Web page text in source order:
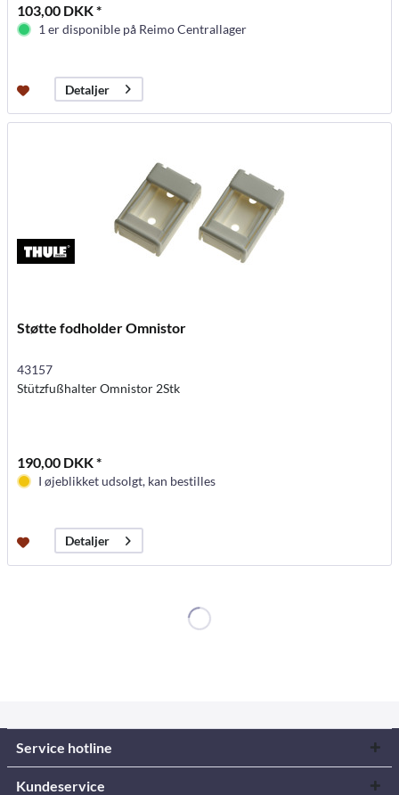
103,00 DKK *
1 er disponible på Reimo Centrallager
Detaljer
Støtte fodholder Omnistor
43157
Stützfußhalter Omnistor 2Stk
190,00 DKK *
I øjeblikket udsolgt, kan bestilles
Detaljer
Service hotline
Kundeservice